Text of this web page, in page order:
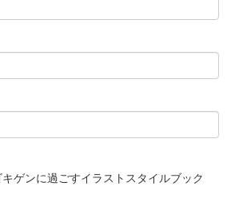
ゲンに過ごすイラストスタイルブック